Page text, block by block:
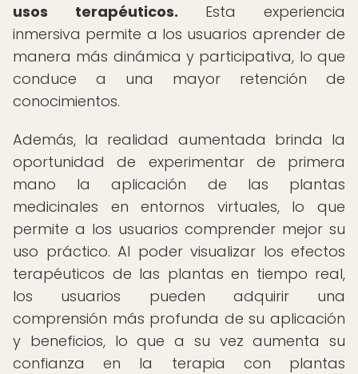
usos terapéuticos. Esta experiencia
inmersiva permite a los usuarios aprender de
manera más dinámica y participativa, lo que
conduce a una mayor retención de
conocimientos.
Además, la realidad aumentada brinda la
oportunidad de experimentar de primera
mano la aplicación de las plantas
medicinales en entornos virtuales, lo que
permite a los usuarios comprender mejor su
uso práctico. Al poder visualizar los efectos
terapéuticos de las plantas en tiempo real,
los usuarios pueden adquirir una
comprensión más profunda de su aplicación
y beneficios, lo que a su vez aumenta su
confianza en la terapia con plantas